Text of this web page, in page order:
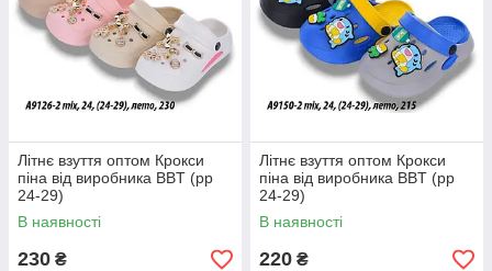
Літнє взуття оптом Крокси
піна від виробника BBT (рр
24-29)
В наявності
230 ₴
Літнє взуття оптом Крокси
піна від виробника BBT (рр
24-29)
В наявності
220 ₴